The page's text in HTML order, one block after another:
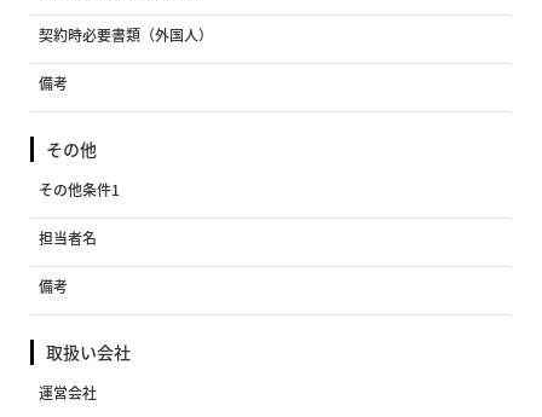
契約時必要書類（外国人）
備考
その他
その他条件1
担当者名
備考
取扱い会社
運営会社